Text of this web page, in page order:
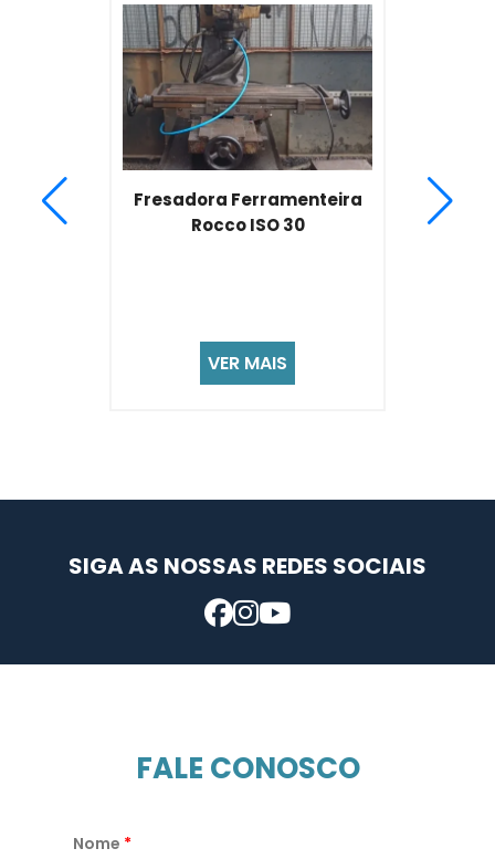
Fresadora
Usada ISO40 Pinnacle
SIGA AS NOSSAS REDES SOCIAIS
FALE CONOSCO
Nome *